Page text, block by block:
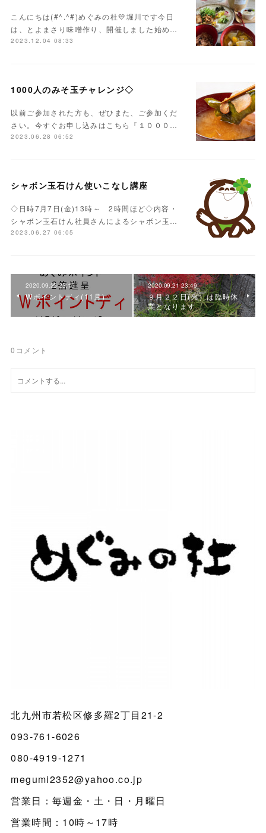
こんにちは(#^.^#)めぐみの杜💛堀川です今日
は、とよまさり味噌作り、開催しました始め…
2023.12.04 08:33
1000人のみそ玉チャレンジ◇
以前ご参加された方も、ぜひまた、ご参加くだ
さい。今すぐお申し込みはこちら『１０００…
2023.06.28 06:52
シャボン玉石けん使いこなし講座
◇日時7月7日(金)13時～ 2時間ほど◇内容・
シャボン玉石けん社員さんによるシャボン玉…
2023.06.27 06:05
2020.09.25 23:15
Wポイントディ(11月)
2020.09.21 23:49
９月２２日(火）は臨時休
業となります
0 コメント
北九州市若松区修多羅2丁目21-2
093-761-6026
080-4919-1271
megumi2352@yahoo.co.jp
営業日：毎週金・土・日・月曜日
営業時間：10時～17時